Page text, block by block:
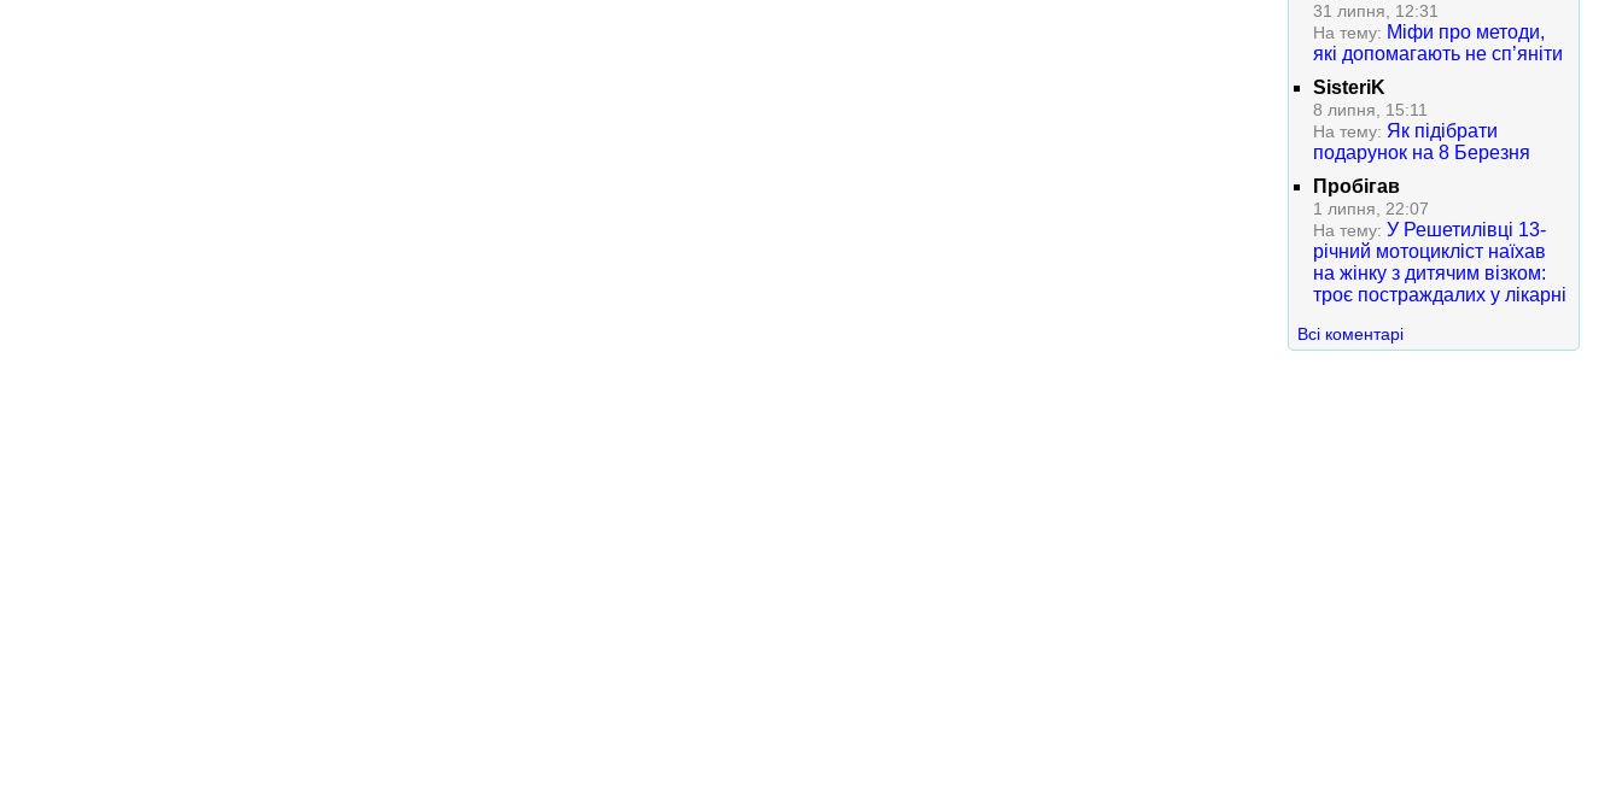
31 липня, 12:31
На тему: Міфи про методи,
які допомагають не сп’яніти
SisteriK
8 липня, 15:11
На тему: Як підібрати
подарунок на 8 Березня
Пробігав
1 липня, 22:07
На тему: У Решетилівці 13-
річний мотоцикліст наїхав
на жінку з дитячим візком:
троє постраждалих у лікарні
Всі коментарі